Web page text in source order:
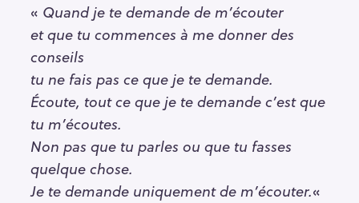
« Quand je te demande de m’écouter
et que tu commences à me donner des
conseils
tu ne fais pas ce que je te demande.
Écoute, tout ce que je te demande c’est que
tu m’écoutes.
Non pas que tu parles ou que tu fasses
quelque chose.
Je te demande uniquement de m’écouter.«